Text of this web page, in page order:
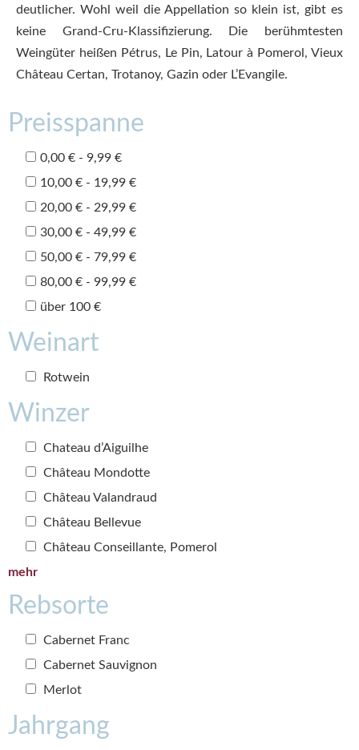
deutlicher. Wohl weil die Appellation so klein ist, gibt es
keine Grand-Cru-Klassifizierung. Die berühmtesten
Weingüter heißen Pétrus, Le Pin, Latour à Pomerol, Vieux
Château Certan, Trotanoy, Gazin oder L’Evangile.
Preisspanne
0,00 € - 9,99 €
10,00 € - 19,99 €
20,00 € - 29,99 €
30,00 € - 49,99 €
50,00 € - 79,99 €
80,00 € - 99,99 €
über 100 €
Weinart
Rotwein
Winzer
Chateau d’Aiguilhe
Château Mondotte
Château Valandraud
Château Bellevue
Château Conseillante, Pomerol
mehr
Rebsorte
Cabernet Franc
Cabernet Sauvignon
Merlot
Jahrgang